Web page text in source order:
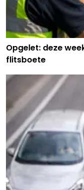
Opgelet: deze
flitsboete